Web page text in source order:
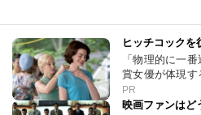
ヒッチコックを
「物理的に一
賞女優が体現す
PR
映画ファンはど